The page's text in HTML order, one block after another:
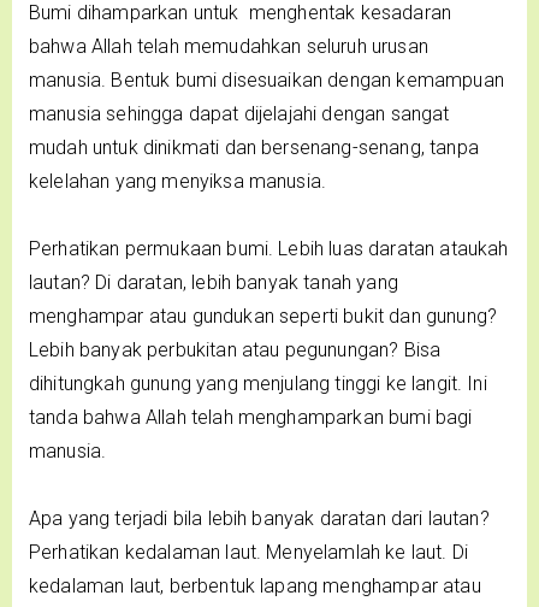
Bumi dihamparkan untuk menghentak kesadaran
bahwa Allah telah memudahkan seluruh urusan
manusia. Bentuk bumi disesuaikan dengan kemampuan
manusia sehingga dapat dijelajahi dengan sangat
mudah untuk dinikmati dan bersenang-senang, tanpa
kelelahan yang menyiksa manusia.
Perhatikan permukaan bumi. Lebih luas daratan ataukah
lautan? Di daratan, lebih banyak tanah yang
menghampar atau gundukan seperti bukit dan gunung?
Lebih banyak perbukitan atau pegunungan? Bisa
dihitungkah gunung yang menjulang tinggi ke langit. Ini
tanda bahwa Allah telah menghamparkan bumi bagi
manusia.
Apa yang terjadi bila lebih banyak daratan dari lautan?
Perhatikan kedalaman laut. Menyelamlah ke laut. Di
kedalaman laut, berbentuk lapang menghampar atau